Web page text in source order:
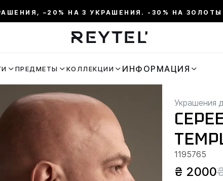
–20% НА 3 УКРАШЕНИЯ. -30% НА
ПРЕДМЕТЫ КОЛЛЕКЦИИ ИНФОРМАЦИЯ
Украшения
1195765
₴ 2000